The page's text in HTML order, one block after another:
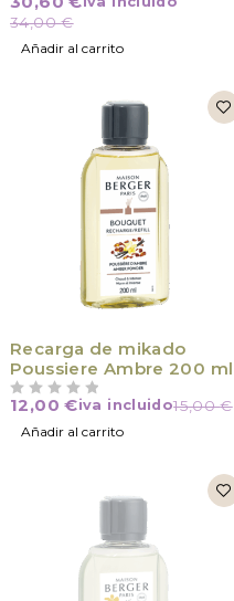
34,00€
Añadir al carrito
Recarga de mikado
Poussiere Ambre 200 ml
15,00€
12,00€iva incluido
Añadir al carrito